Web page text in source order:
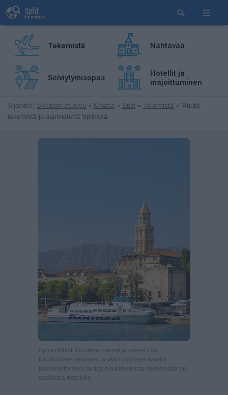
Tekemistä Nähtävää
Selviytymisopas
Hotellit ja
majoittuminen
Sijaintisi: Sivuston etusivu » Kroatia » Split » Tekemistä » Muuta
tekemistä ja ajanvietettä Splitissä
Splitin lähistöllä olevat rannat ja saaret ovat
tutustumisen arvoisia, ja yksi hyvä tapa nauttia
koskemattomien rantojen hallitsemista maisemista on
osallistua risteilylle.